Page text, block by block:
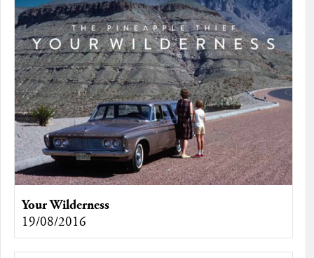
Your Wilderness
19/08/2016